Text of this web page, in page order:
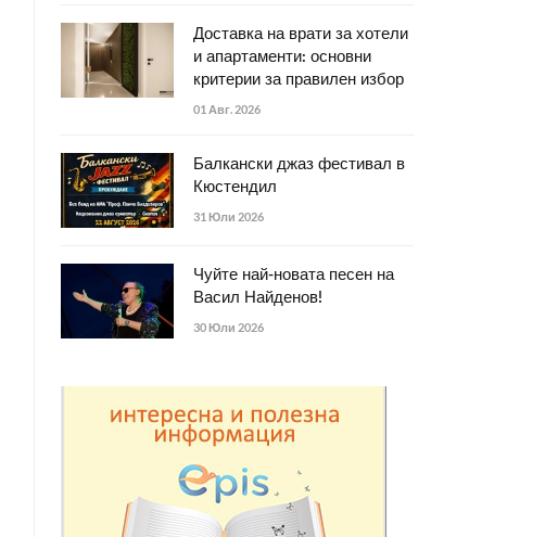
Доставка на врати за хотели
и апартаменти: основни
критерии за правилен избор
01 Авг. 2026
Балкански джаз фестивал в
Кюстендил
31 Юли 2026
Чуйте най-новата песен на
Васил Найденов!
30 Юли 2026